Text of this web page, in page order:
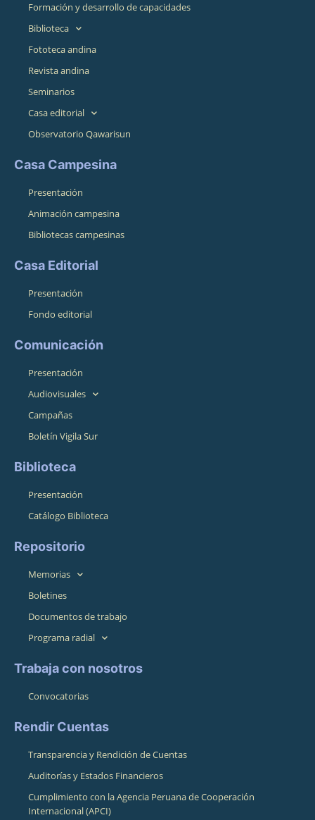
Formación y desarrollo de capacidades
Biblioteca
Fototeca andina
Revista andina
Seminarios
Casa editorial
Observatorio Qawarisun
Casa Campesina
Presentación
Animación campesina
Bibliotecas campesinas
Casa Editorial
Presentación
Fondo editorial
Comunicación
Presentación
Audiovisuales
Campañas
Boletín Vigila Sur
Biblioteca
Presentación
Catálogo Biblioteca
Repositorio
Memorias
Boletines
Documentos de trabajo
Programa radial
Trabaja con nosotros
Convocatorias
Rendir Cuentas
Transparencia y Rendición de Cuentas
Auditorías y Estados Financieros
Cumplimiento con la Agencia Peruana de Cooperación
Internacional (APCI)